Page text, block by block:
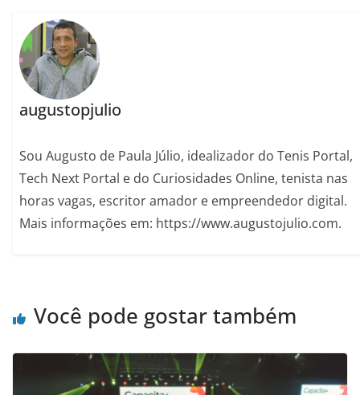
augustopjulio
Sou Augusto de Paula Júlio, idealizador do Tenis Portal,
Tech Next Portal e do Curiosidades Online, tenista nas
horas vagas, escritor amador e empreendedor digital.
Mais informações em: https://www.augustojulio.com.
Você pode gostar também